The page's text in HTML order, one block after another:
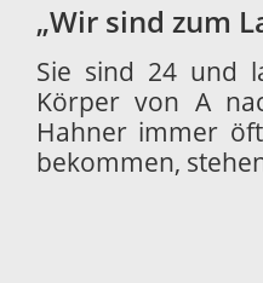
„Wir sind zum
Sie sind 24 und
Körper von A
Hahner immer
bekommen,